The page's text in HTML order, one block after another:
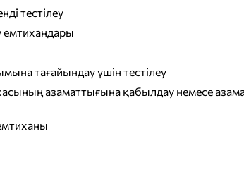
тестілеу
емтихандары
тағайындау үшін тестілеу
азаматтығына қабылдау немесе